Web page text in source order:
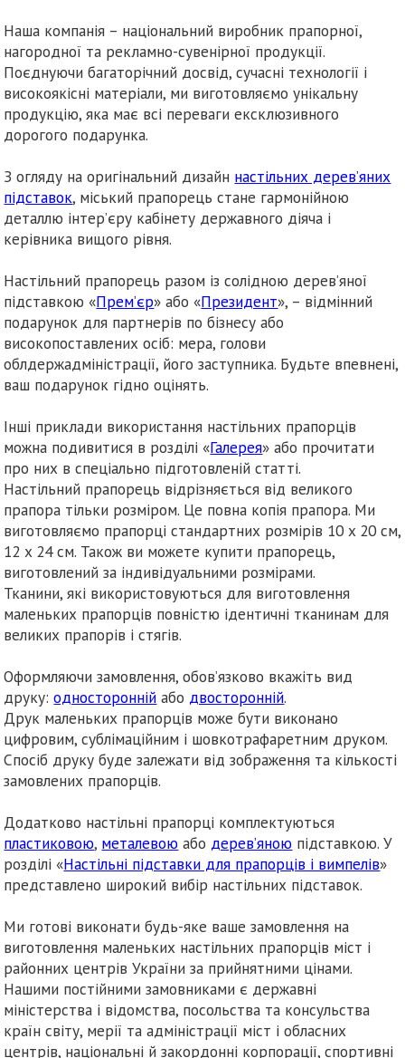
Наша компанія – національний виробник прапорної,
нагородної та рекламно-сувенірної продукції.
Поєднуючи багаторічний досвід, сучасні технології і
високоякісні матеріали, ми виготовляємо унікальну
продукцію, яка має всі переваги ексклюзивного
дорогого подарунка.
З огляду на оригінальний дизайн настільних дерев’яних
підставок, міський прапорець стане гармонійною
деталлю інтер’єру кабінету державного діяча і
керівника вищого рівня.
Настільний прапорець разом із солідною дерев’яної
підставкою «Прем’єр» або «Президент», – відмінний
подарунок для партнерів по бізнесу або
високопоставлених осіб: мера, голови
облдержадміністрації, його заступника. Будьте впевнені,
ваш подарунок гідно оцінять.
Інші приклади використання настільних прапорців
можна подивитися в розділі «Галерея» або прочитати
про них в спеціально підготовленій статті.
Настільний прапорець відрізняється від великого
прапора тільки розміром. Це повна копія прапора. Ми
виготовляємо прапорці стандартних розмірів 10 x 20 см,
12 x 24 см. Також ви можете купити прапорець,
виготовлений за індивідуальними розмірами.
Тканини, які використовуються для виготовлення
маленьких прапорців повністю ідентичні тканинам для
великих прапорів і стягів.
Оформляючи замовлення, обов’язково вкажіть вид
друку:односторонній або двосторонній.
Друк маленьких прапорців може бути виконано
цифровим, сублімаційним і шовкотрафаретним друком.
Спосіб друку буде залежати від зображення та кількості
замовлених прапорців.
Додатково настільні прапорці комплектуються
пластиковою, металевою або дерев’яною підставкою. У
розділі «Настільні підставки для прапорців і вимпелів»
представлено широкий вибір настільних підставок.
Ми готові виконати будь-яке ваше замовлення на
виготовлення маленьких настільних прапорців міст і
районних центрів України за прийнятними цінами.
Нашими постійними замовниками є державні
міністерства і відомства, посольства та консульства
країн світу, мерії та адміністрації міст і обласних
центрів, національні й закордонні корпорації, спортивні